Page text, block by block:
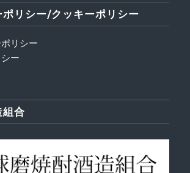
ポリシー/クッキーポリシー
リシー
ー
組合